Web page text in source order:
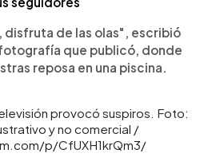
disfruta de las olas", escribió
que publicó, donde
reposa en una piscina.
provocó suspiros. Foto:
y no comercial /
p/CfUXH1krQm3/